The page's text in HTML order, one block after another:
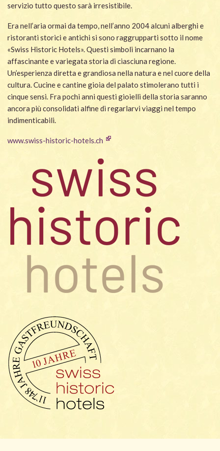
servizio tutto questo sarà irresistibile.
Era nell’aria ormai da tempo, nell’anno 2004 alcuni alberghi e
ristoranti storici e antichi si sono raggrupparti sotto il nome
«Swiss Historic Hotels». Questi simboli incarnano la
affascinante e variegata storia di ciasciuna regione.
Un’esperienza diretta e grandiosa nella natura e nel cuore della
cultura. Cucine e cantine gioia del palato stimolerano tutti i
cinque sensi. Fra pochi anni questi gioielli della storia saranno
ancora più consolidati alfine di regarlarvi viaggi nel tempo
indimenticabili.
www.swiss-historic-hotels.ch